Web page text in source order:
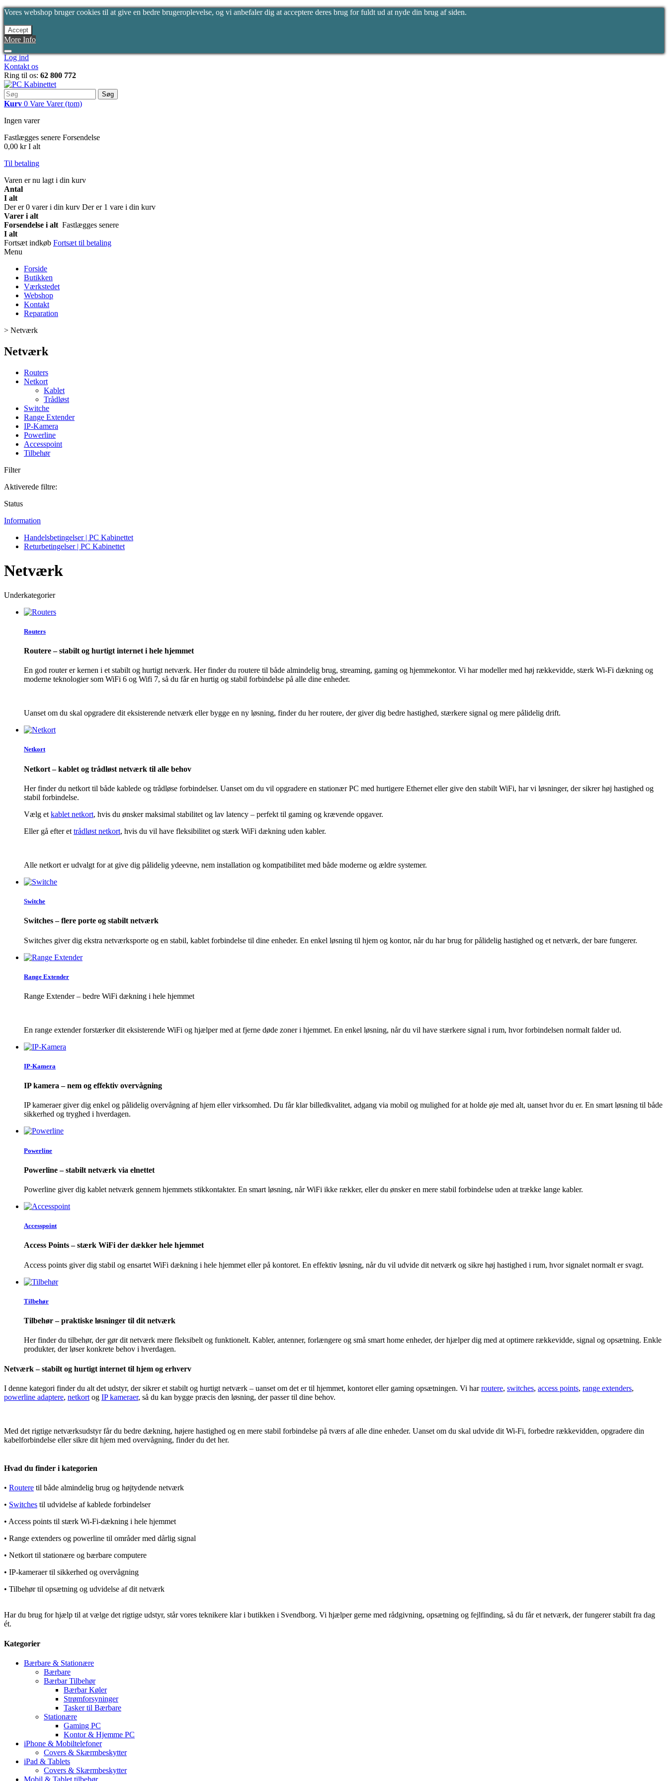
Vores webshop bruger cookies til at give en bedre brugeroplevelse, og vi anbefaler dig at acceptere deres brug for fuldt ud at nyde din brug af siden.
Accept
More Info
Log ind
Kontakt os
Ring til os: 62 800 772
Søg
Kurv 0 Vare Varer (tom)
Ingen varer
Fastlægges senere Forsendelse
0,00 kr I alt
Til betaling
Varen er nu lagt i din kurv
Antal
I alt
Der er0 varer i din kurv Der er 1 vare i din kurv
Varer i alt
Forsendelse i alt Fastlægges senere
I alt
Fortsæt indkøb Fortsæt til betaling
Menu
Forside
Butikken
Værkstedet
Webshop
Kontakt
Reparation
> Netværk
Netværk
Routers
Netkort
Kablet
Trådløst
Switche
Range Extender
IP-Kamera
Powerline
Accesspoint
Tilbehør
Filter
Aktiverede filtre:
Status
Information
Handelsbetingelser | PC Kabinettet
Returbetingelser | PC Kabinettet
Netværk
Underkategorier
Routers
Routere – stabilt og hurtigt internet i hele hjemmet
En god router er kernen i et stabilt og hurtigt netværk. Her finder du routere til både almindelig brug, streaming, gaming og hjemmekontor. Vi har modeller med høj rækkevidde, stærk Wi‑Fi dækning og
moderne teknologier som WiFi 6 og Wifi 7, så du får en hurtig og stabil forbindelse på alle dine enheder.
Uanset om du skal opgradere dit eksisterende netværk eller bygge en ny løsning, finder du her routere, der giver dig bedre hastighed, stærkere signal og mere pålidelig drift.
Netkort
Netkort – kablet og trådløst netværk til alle behov
Her finder du netkort til både kablede og trådløse forbindelser. Uanset om du vil opgradere en stationær PC med hurtigere Ethernet eller give den stabilt WiFi, har vi løsninger, der sikrer høj hastighed og
stabil forbindelse.
Vælg et kablet netkort, hvis du ønsker maksimal stabilitet og lav latency – perfekt til gaming og krævende opgaver.
Eller gå efter et trådløst netkort, hvis du vil have fleksibilitet og stærk WiFi dækning uden kabler.
Alle netkort er udvalgt for at give dig pålidelig ydeevne, nem installation og kompatibilitet med både moderne og ældre systemer.
Switche
Switches – flere porte og stabilt netværk
Switches giver dig ekstra netværksporte og en stabil, kablet forbindelse til dine enheder. En enkel løsning til hjem og kontor, når du har brug for pålidelig hastighed og et netværk, der bare fungerer.
Range Extender
Range Extender– bedre WiFi dækning i hele hjemmet
En range extender forstærker dit eksisterende WiFi og hjælper med at fjerne døde zoner i hjemmet. En enkel løsning, når du vil have stærkere signal i rum, hvor forbindelsen normalt falder ud.
IP-Kamera
IP kamera – nem og effektiv overvågning
IP kameraer giver dig enkel og pålidelig overvågning af hjem eller virksomhed. Du får klar billedkvalitet, adgang via mobil og mulighed for at holde øje med alt, uanset hvor du er. En smart løsning til både
sikkerhed og tryghed i hverdagen.
Powerline
Powerline – stabilt netværk via elnettet
Powerline giver dig kablet netværk gennem hjemmets stikkontakter. En smart løsning, når WiFi ikke rækker, eller du ønsker en mere stabil forbindelse uden at trække lange kabler.
Accesspoint
Access Points – stærk WiFi der dækker hele hjemmet
Access points giver dig stabil og ensartet WiFi dækning i hele hjemmet eller på kontoret. En effektiv løsning, når du vil udvide dit netværk og sikre høj hastighed i rum, hvor signalet normalt er svagt.
Tilbehør
Tilbehør – praktiske løsninger til dit netværk
Her finder du tilbehør, der gør dit netværk mere fleksibelt og funktionelt. Kabler, antenner, forlængere og små smart home enheder, der hjælper dig med at optimere rækkevidde, signal og opsætning. Enkle
produkter, der løser konkrete behov i hverdagen.
Netværk – stabilt og hurtigt internet til hjem og erhverv
I denne kategori finder du alt det udstyr, der sikrer et stabilt og hurtigt netværk – uanset om det er til hjemmet, kontoret eller gaming opsætningen. Vi harroutere, switches, access points, range extenders,
powerline adaptere, netkort og IP kameraer, så du kan bygge præcis den løsning, der passer til dine behov.
Med det rigtige netværksudstyr får du bedre dækning, højere hastighed og en mere stabil forbindelse på tværs af alle dine enheder. Uanset om du skal udvide dit Wi‑Fi, forbedre rækkevidden, opgradere din
kabelforbindelse eller sikre dit hjem med overvågning, finder du det her.
Hvad du finder i kategorien
• Routere til både almindelig brug og højtydende netværk
• Switches til udvidelse af kablede forbindelser
• Access points til stærk Wi‑Fi‑dækning i hele hjemmet
• Range extenders og powerline til områder med dårlig signal
• Netkort til stationære og bærbare computere
• IP‑kameraer til sikkerhed og overvågning
• Tilbehør til opsætning og udvidelse af dit netværk
Har du brug for hjælp til at vælge det rigtige udstyr, står vores teknikere klar i butikken i Svendborg. Vi hjælper gerne med rådgivning, opsætning og fejlfinding, så du får et netværk, der fungerer stabilt fra dag
ét.
Kategorier
Bærbare & Stationære
Bærbare
Bærbar Tilbehør
Bærbar Køler
Strømforsyninger
Tasker til Bærbare
Stationære
Gaming PC
Kontor & Hjemme PC
iPhone & Mobiltelefoner
Covers & Skærmbeskytter
iPad & Tablets
Covers & Skærmbeskytter
Mobil & Tablet tilbehør